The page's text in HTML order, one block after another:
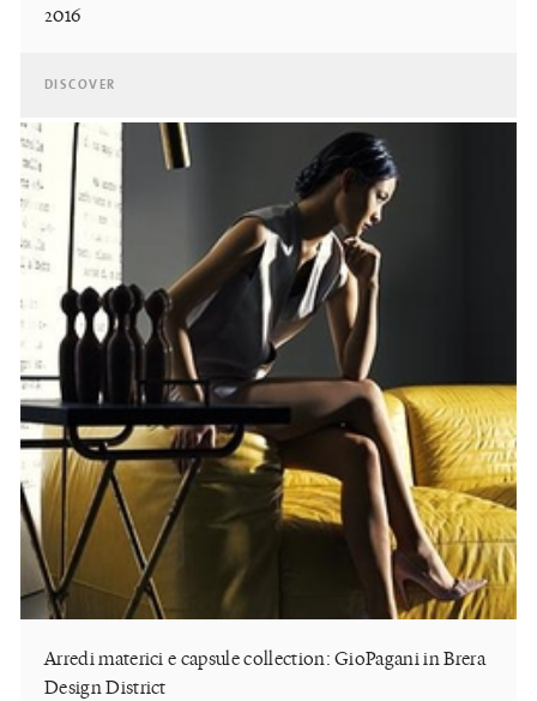
2016
DISCOVER
Arredi materici e capsule collection: GioPagani in Brera
Design District